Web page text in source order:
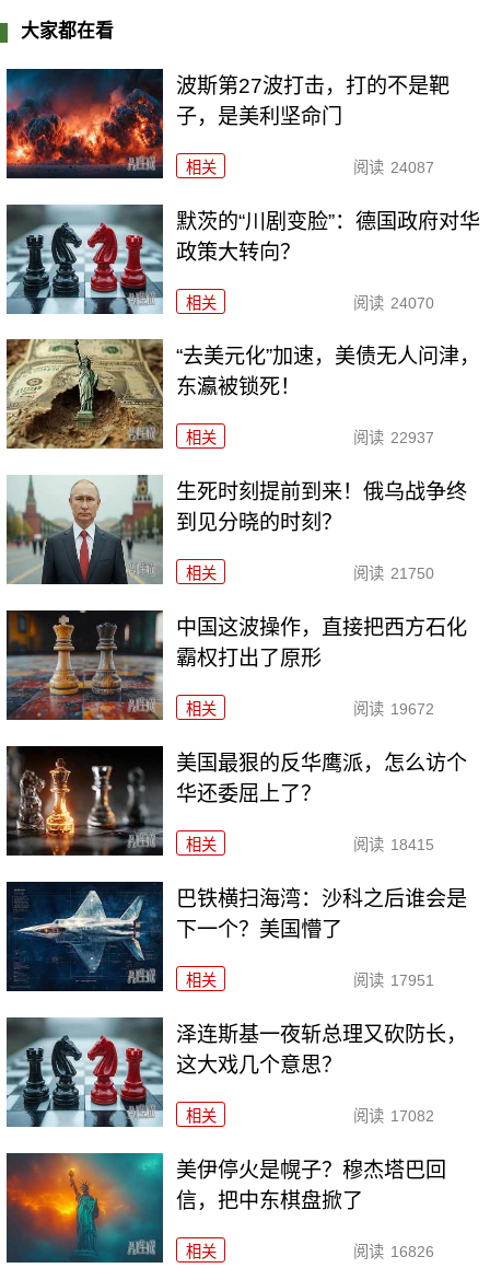
大家都在看
波斯第27波打击，打的不是靶
子，是美利坚命门
相关 阅读 24087
默茨的“川剧变脸”：德国政府对华
政策大转向？
相关 阅读 24070
“去美元化”加速，美债无人问津，
东瀛被锁死！
相关 阅读 22937
生死时刻提前到来！俄乌战争终
到见分晓的时刻？
相关 阅读 21750
中国这波操作，直接把西方石化
霸权打出了原形
相关 阅读 19672
美国最狠的反华鹰派，怎么访个
华还委屈上了？
相关 阅读 18415
巴铁横扫海湾：沙科之后谁会是
下一个？美国懵了
相关 阅读 17951
泽连斯基一夜斩总理又砍防长，
这大戏几个意思？
相关 阅读 17082
美伊停火是幌子？穆杰塔巴回
信，把中东棋盘掀了
相关 阅读 16826